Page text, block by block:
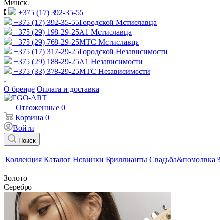
Минск
+375 (17) 392-35-55
+375 (17) 392-35-55Городской Мстиславца
+375 (29) 198-29-25A1 Мстиславца
+375 (29) 768-29-25МТС Мстиславца
+375 (17) 317-29-25Городской Независимости
+375 (29) 188-29-25A1 Независимости
+375 (33) 378-29-25МТС Независимости
О бренде Оплата и доставка
Отложенные 0
Корзина 0
Войти
Поиск
Коллекция Каталог Новинки Бриллианты Свадьба&помолвка
Золото
Серебро